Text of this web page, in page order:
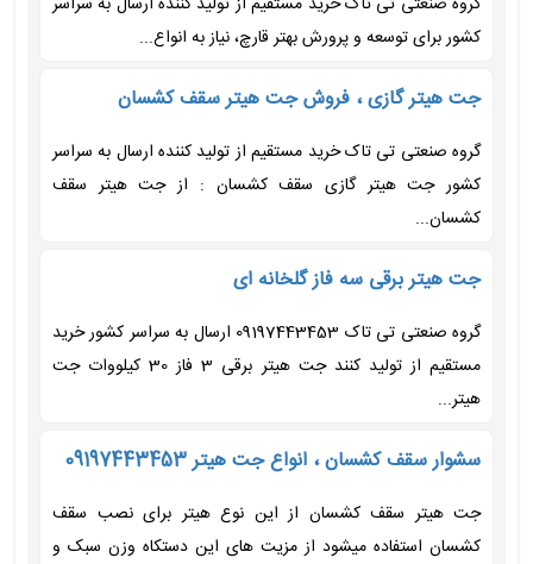
کشور برای توسعه و پرورش بهتر قارچ، نیاز به انواع...
جت هیتر گازی ، فروش جت هیتر سقف کشسان
گروه صنعتی تی تاک خرید مستقیم از تولید کننده ارسال به سراسر
کشور جت هیتر گازی سقف کشسان : از جت هیتر سقف
کشسان...
جت هیتر برقی سه فاز گلخانه ای
گروه صنعتی تی تاک 09197443453 ارسال به سراسر کشور خرید
مستقیم از تولید کنند جت هیتر برقی 3 فاز 30 کیلووات جت
هیتر...
سشوار سقف کشسان ، انواع جت هیتر 09197443453
جت هیتر سقف کشسان از این نوع هیتر برای نصب سقف
کشسان استفاده میشود از مزیت های این دستکاه وزن سبک و